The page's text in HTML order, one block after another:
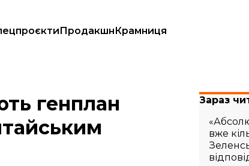
ПродакшнКрамниця
генплан
Зараз
вже